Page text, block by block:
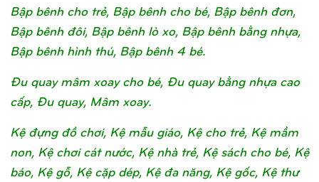
Bập bênh cho trẻ, Bập bênh cho bé, Bập bênh đơn,
Bập bênh đôi, Bập bênh lò xo, Bập bênh bằng nhựa,
Bập bênh hình thú, Bập bênh 4 bé.
Đu quay mâm xoay cho bé, Đu quay bằng nhựa cao
cấp, Đu quay, Mâm xoay.
Kệ đựng đồ chơi, Kệ mẫu giáo, Kệ cho trẻ, Kệ mầm
non, Kệ chơi cát nước, Kệ nhà trẻ, Kệ sách cho bé, Kệ
báo, Kệ gỗ, Kệ cặp dép, Kệ đa năng, Kệ gốc, Kệ thư